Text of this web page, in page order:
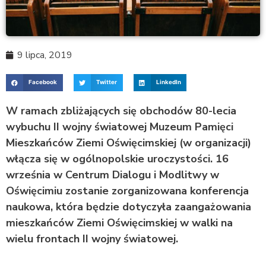
9 lipca, 2019
Facebook Twitter LinkedIn
W ramach zbliżających się obchodów 80-lecia
wybuchu II wojny światowej Muzeum Pamięci
Mieszkańców Ziemi Oświęcimskiej (w organizacji)
włącza się w ogólnopolskie uroczystości. 16
września w Centrum Dialogu i Modlitwy w
Oświęcimiu zostanie zorganizowana konferencja
naukowa, która będzie dotyczyła zaangażowania
mieszkańców Ziemi Oświęcimskiej w walki na
wielu frontach II wojny światowej.